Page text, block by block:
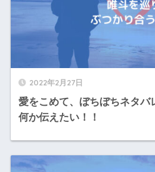
2022年2月27日
愛をこめて、ぼちぼちネタバ
何か伝えたい！！